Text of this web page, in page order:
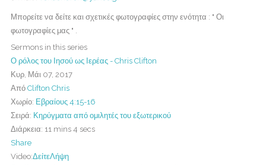
Μπορείτε να δείτε και σχετικές φωτογραφίες στην ενότητα : " Οι
φωτογραφίες μας " .
Sermons in this series
Ο ρόλος του Ιησού ως Ιερέας - Chris Clifton
Κυρ, Μάι 07, 2017
Από Clifton Chris
Χωρίο: Εβραίους 4:15-16
Σειρά: Κηρύγματα από ομιλητές του εξωτερικού
Διάρκεια: 11 mins 4 secs
Share
Video:ΔείτεΛήψη